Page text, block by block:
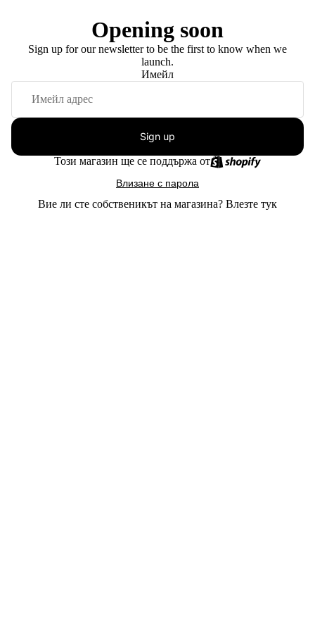
Opening soon
Sign up for our newsletter to be the first to know when we
launch.
Имейл
Sign up
Този магазин ще се поддържа от
Влизане с парола
Вие ли сте собственикът на магазина? Влезте тук